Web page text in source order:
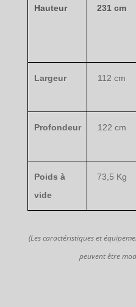
Hauteur 231 cm
Largeur 112 cm
Profondeur 122 cm
Poids à
vide
73,5 Kg
(Les caractéristiques et
peuvent être